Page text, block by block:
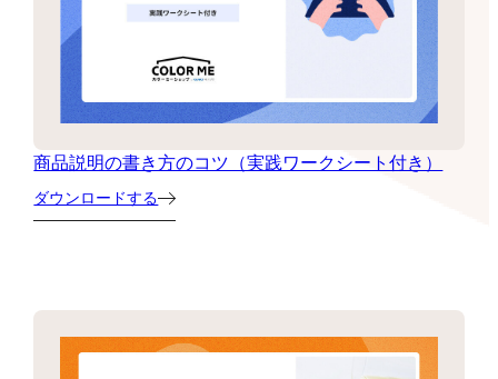
商品説明の書き方のコツ（実践ワークシート付き）
ダウンロードする